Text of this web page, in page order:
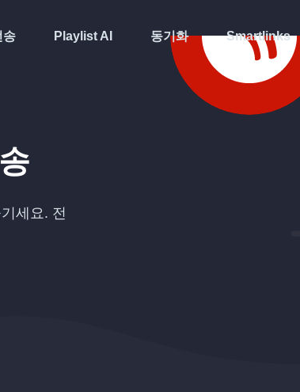
송 Playlist AI 동기화 Smartlinks
세요. 전